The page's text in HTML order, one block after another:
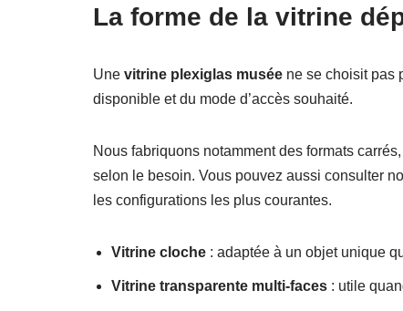
La forme de la vitrine
Une vitrine plexiglas musée ne se choisit pas
disponible et du mode d’accès souhaité.
Nous fabriquons notamment des formats
selon le besoin. Vous pouvez aussi consulter
les configurations les plus courantes.
Vitrine cloche : adaptée à un objet unique
Vitrine transparente multi-faces : utile